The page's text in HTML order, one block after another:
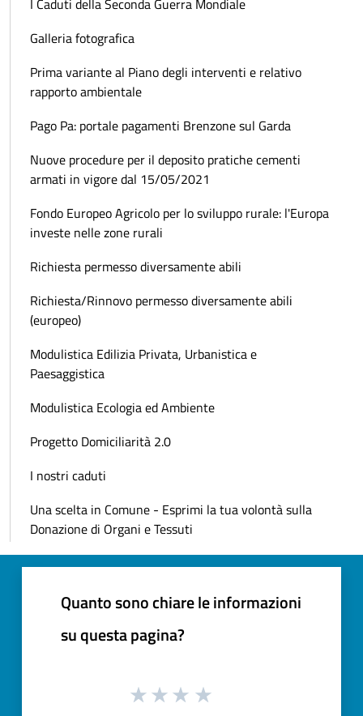
I Caduti della Seconda Guerra Mondiale
Galleria fotografica
Prima variante al Piano degli interventi e relativo
rapporto ambientale
Pago Pa: portale pagamenti Brenzone sul Garda
Nuove procedure per il deposito pratiche cementi
armati in vigore dal 15/05/2021
Fondo Europeo Agricolo per lo sviluppo rurale: l'Europa
investe nelle zone rurali
Richiesta permesso diversamente abili
Richiesta/Rinnovo permesso diversamente abili
(europeo)
Modulistica Edilizia Privata, Urbanistica e
Paesaggistica
Modulistica Ecologia ed Ambiente
Progetto Domiciliarità 2.0
I nostri caduti
Una scelta in Comune - Esprimi la tua volontà sulla
Donazione di Organi e Tessuti
Quanto sono chiare le informazioni
su questa pagina?